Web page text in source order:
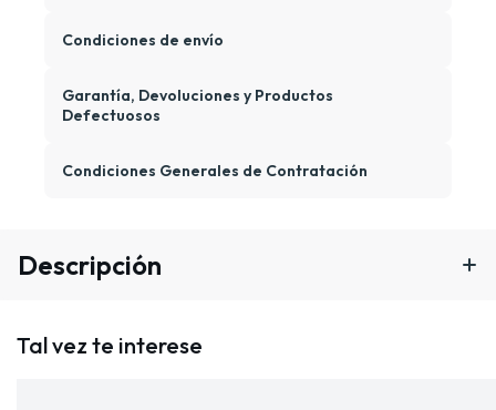
Condiciones de envío
Garantía, Devoluciones y Productos
Defectuosos
Condiciones Generales de Contratación
Descripción
Tal vez te interese